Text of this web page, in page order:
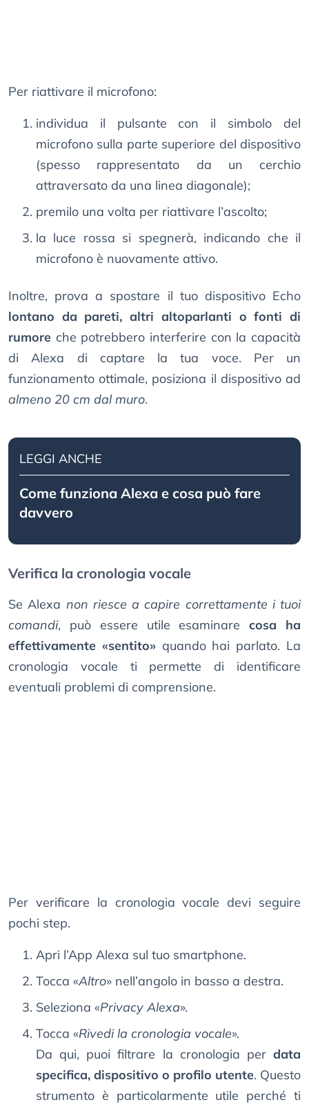
Per riattivare il microfono:
individua il pulsante con il simbolo del
microfono sulla parte superiore del dispositivo
(spesso rappresentato da un cerchio
attraversato da una linea diagonale);
premilo una volta per riattivare l’ascolto;
la luce rossa si spegnerà, indicando che il
microfono è nuovamente attivo.
Inoltre, prova a spostare il tuo dispositivo Echo
lontano da pareti, altri altoparlanti o fonti di
rumore che potrebbero interferire con la capacità
di Alexa di captare la tua voce. Per un
funzionamento ottimale, posiziona il dispositivo ad
almeno 20 cm dal muro.
LEGGI ANCHE
Come funziona Alexa e cosa può fare
davvero
Verifica la cronologia vocale
Se Alexa non riesce a capire correttamente i tuoi
comandi, può essere utile esaminarecosa ha
effettivamente «sentito»quando hai parlato. La
cronologia vocale ti permette di identificare
eventuali problemi di comprensione.
Per verificare la cronologia vocale devi seguire
pochi step.
Apri l’App Alexa sul tuo smartphone.
Tocca «Altro» nell’angolo in basso a destra.
Seleziona «Privacy Alexa».
Tocca «Rivedi la cronologia vocale».
Da qui, puoi filtrare la cronologia per data
specifica, dispositivo o profilo utente. Questo
strumento è particolarmente utile perché ti